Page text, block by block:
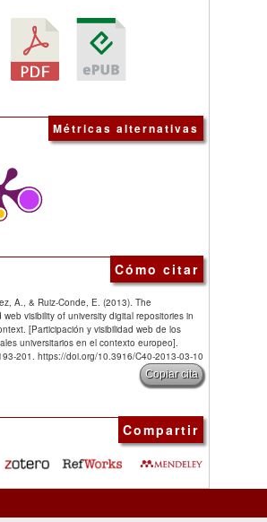
Métricas alternativas
Cómo citar
A., & Ruiz-Conde, E. (2013). The
visibility of university digital repositories in
[Participación y visibilidad web de los
universitarios en el contexto europeo].
201. https://doi.org/10.3916/C40-2013-03-10
Copiar cita
Compartir